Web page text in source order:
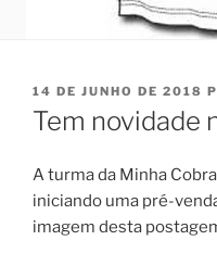
PUBLICADO
EM
14 DE JUNHO DE 2018
Tem novidade
A turma da Minha
iniciando uma pré-
imagem desta